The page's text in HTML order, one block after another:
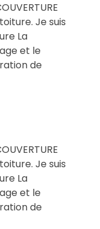
Je suis
La
et le
de
Je suis
La
et le
de